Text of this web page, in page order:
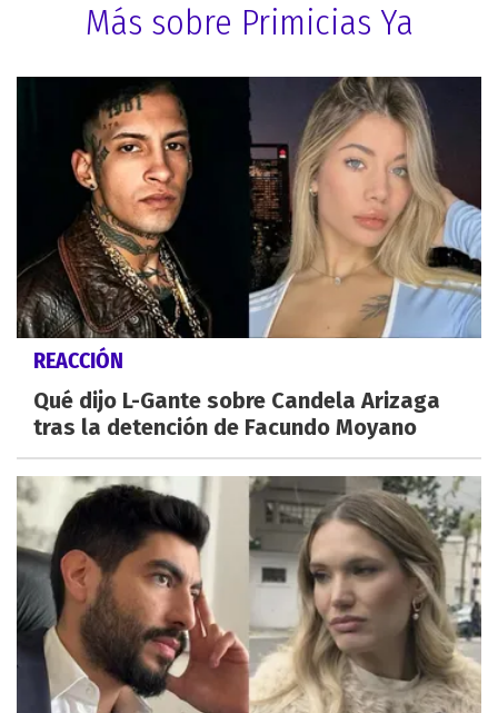
Más sobre Primicias Ya
REACCIÓN
Qué dijo L-Gante sobre Candela Arizaga
tras la detención de Facundo Moyano